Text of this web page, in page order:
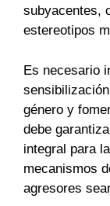
subyacentes,
estereotipos
Es necesario
género y
debe
integral para
mecanismos
agresores